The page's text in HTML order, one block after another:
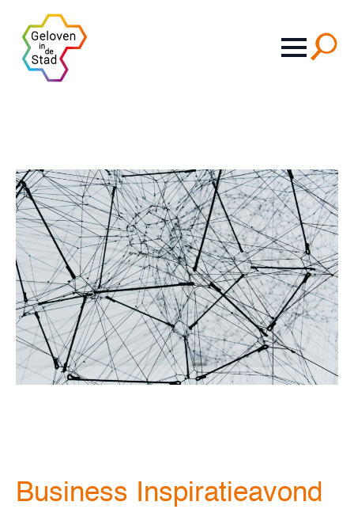
Business Inspiratieavond